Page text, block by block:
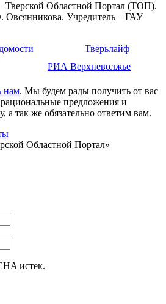
Тверской Областной Портал (ТОП).
Учредитель – ГАУ
Тверьлайф
РИА Верхневолжье
нам. Мы будем рады получить от вас
предложения и
а так же обязательно ответим вам.
Областной Портал»
истек.